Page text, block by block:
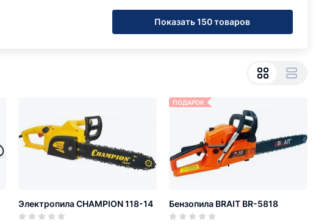
Показать 150 товаров
Электропила CHAMPION 118-14
ПОДАРОК
Бензопила BRAIT BR-5818